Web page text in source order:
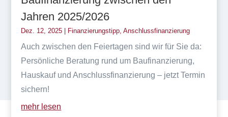
Jahren 2025/2026
Dez. 12, 2025 | Finanzierungstipp ,Anschlussfinanzierung
Auch zwischen den Feiertagen sind wir für Sie da:
Persönliche Beratung rund um Baufinanzierung,
Hauskauf und Anschlussfinanzierung – jetzt Termin
sichern!
mehr lesen